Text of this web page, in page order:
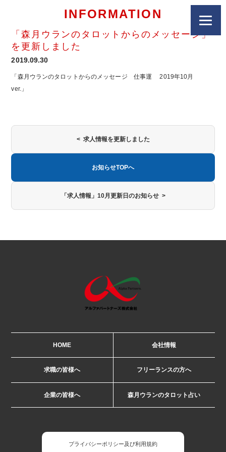
INFORMATION
「森月ウランのタロットからのメッセージ」
を更新しました
2019.09.30
「森月ウランのタロットからのメッセージ 仕事運 2019年10月
ver.」
< 求人情報を更新しました
お知らせTOPへ
「求人情報」10月更新日のお知らせ >
HOME 会社情報
求職の皆様へ フリーランスの方へ
企業の皆様へ 森月ウランのタロット占い
プライバシーポリシー及び利用規約